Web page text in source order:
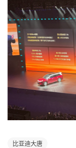
比亚迪大唐